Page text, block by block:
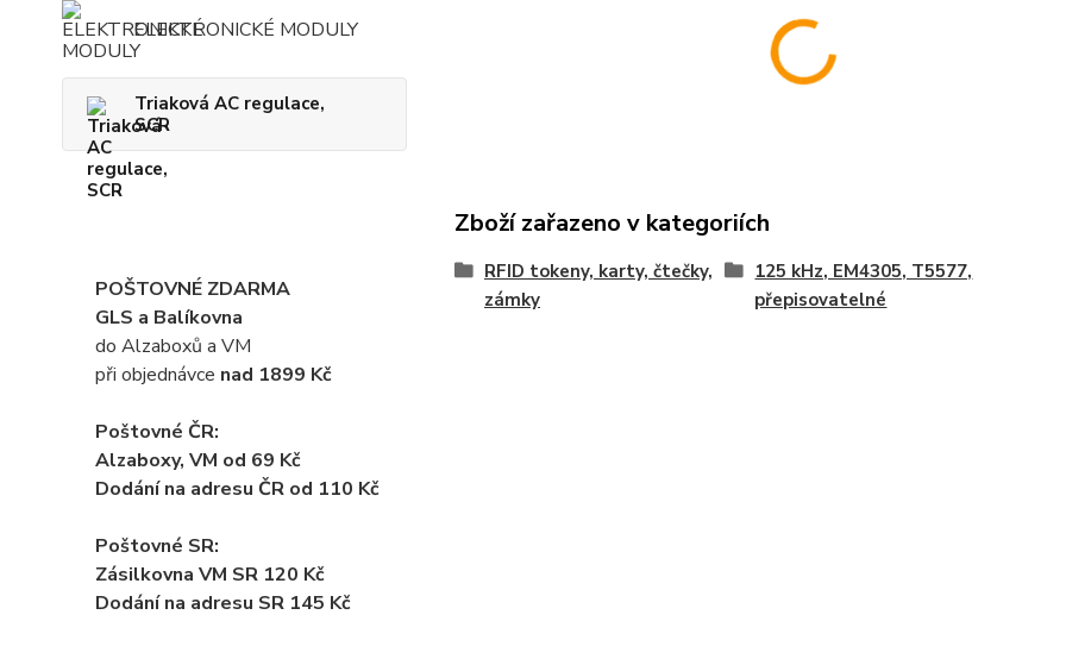
ELEKTRONICKÉ MODULY
Triaková AC regulace,
SCR
POŠTOVNÉ ZDARMA
GLS a Balíkovna
do Alzaboxů a VM
při objednávce nad 1899 Kč
Poštovné ČR:
Alzaboxy, VM od 69 Kč
Dodání na adresu ČR od 110 Kč
Poštovné SR:
Zásilkovna VM SR 120 Kč
Dodánína adresu SR 145 Kč
Zboží zařazeno v kategoriích
RFID tokeny, karty, čtečky,
zámky
125 kHz, EM4305, T5577,
přepisovatelné